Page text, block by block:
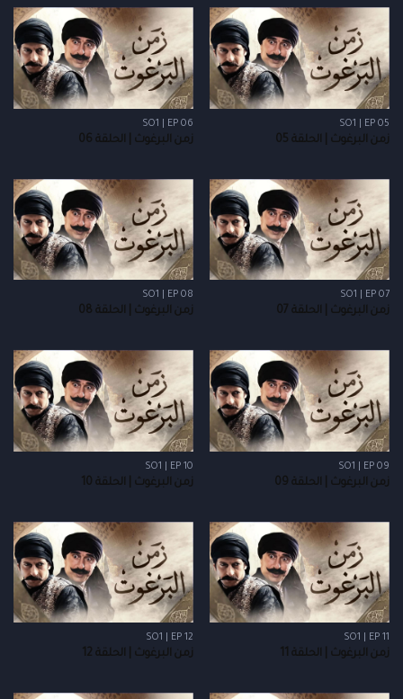
SO1 | EP 05
زمن البرغوث | الحلقة 05
SO1 | EP 06
زمن البرغوث | الحلقة 06
SO1 | EP 07
زمن البرغوث | الحلقة 07
SO1 | EP 08
زمن البرغوث | الحلقة 08
SO1 | EP 09
زمن البرغوث | الحلقة 09
SO1 | EP 10
زمن البرغوث | الحلقة 10
SO1 | EP 11
زمن البرغوث | الحلقة 11
SO1 | EP 12
زمن البرغوث | الحلقة 12